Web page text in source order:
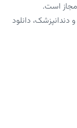
مجاز است.
دانلود